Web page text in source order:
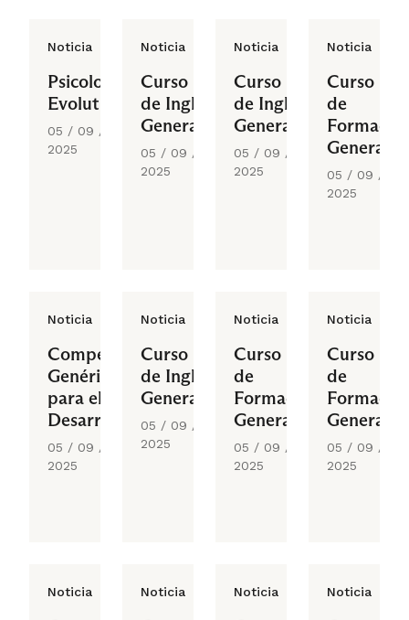
Noticia
Psicología
Evolutiva
05 / 09 /
2025
Noticia
Curso
de Inglés
General
05 / 09 /
2025
Noticia
Curso
de Inglés
General
05 / 09 /
2025
Noticia
Curso
de
General
05 / 09 /
2025
Noticia
Competencias
Genéricas
para el
Desarrollo
Profesional
05 / 09 /
2025
Noticia
Curso
de Inglés
General
05 / 09 /
2025
Noticia
Curso
de
Formación
General
05 / 09 /
2025
Noticia
Curso
de
General
05 / 09 /
2025
Noticia Noticia Noticia Noticia